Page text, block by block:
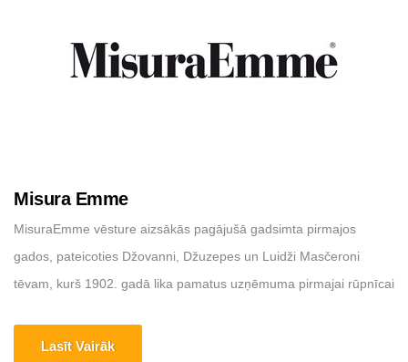
Misura Emme
MisuraEmme vēsture aizsākās pagājušā gadsimta pirmajos
gados, pateicoties Džovanni, Džuzepes un Luidži Masčeroni
tēvam, kurš 1902. gadā lika pamatus uzņēmuma pirmajai rūpnīcai
pazīstama ar savu ražošanas izcilību. Šodien rūpnīcas platība ir
Lasīt Vairāk